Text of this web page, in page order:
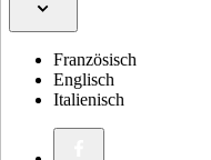
Französisch
Englisch
Italienisch